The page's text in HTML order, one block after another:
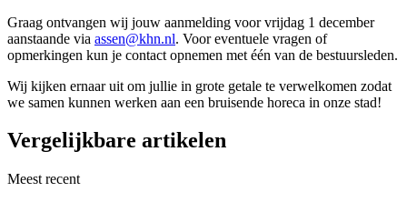
Graag ontvangen wij jouw aanmelding voor vrijdag 1 december
aanstaande via assen@khn.nl. Voor eventuele vragen of
opmerkingen kun je contact opnemen met één van de bestuursleden.
Wij kijken ernaar uit om jullie in grote getale te verwelkomen zodat
we samen kunnen werken aan een bruisende horeca in onze stad!
Vergelijkbare artikelen
Meest recent